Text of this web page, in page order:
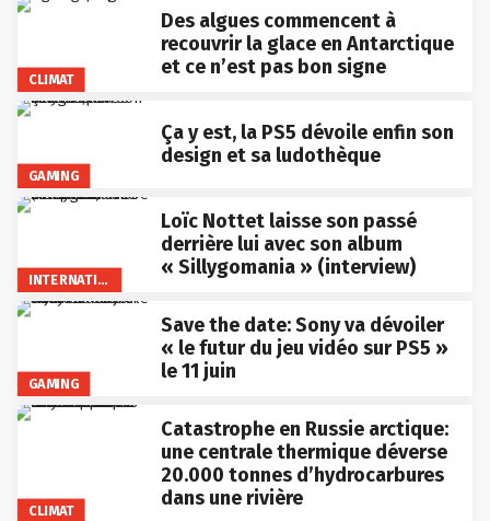
CLIMAT
Des algues commencent à
recouvrir la glace en Antarctique
et ce n’est pas bon signe
GAMING
Ça y est, la PS5 dévoile enfin son
design et sa ludothèque
INTERNATIONAL
Loïc Nottet laisse son passé
derrière lui avec son album
« Sillygomania » (interview)
GAMING
Save the date: Sony va dévoiler
« le futur du jeu vidéo sur PS5 »
le 11 juin
CLIMAT
Catastrophe en Russie arctique:
une centrale thermique déverse
20.000 tonnes d’hydrocarbures
dans une rivière